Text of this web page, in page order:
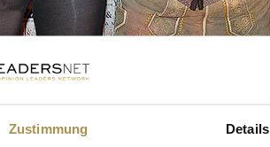
Zustimmung Details